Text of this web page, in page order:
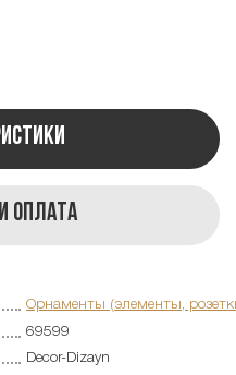
оплата
Орнаменты (элементы,
69599
Decor-Dizayn